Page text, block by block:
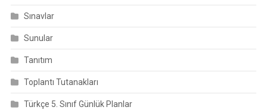
Sınavlar
Sunular
Tanıtım
Toplantı Tutanakları
Türkçe 5. Sınıf Günlük Planlar